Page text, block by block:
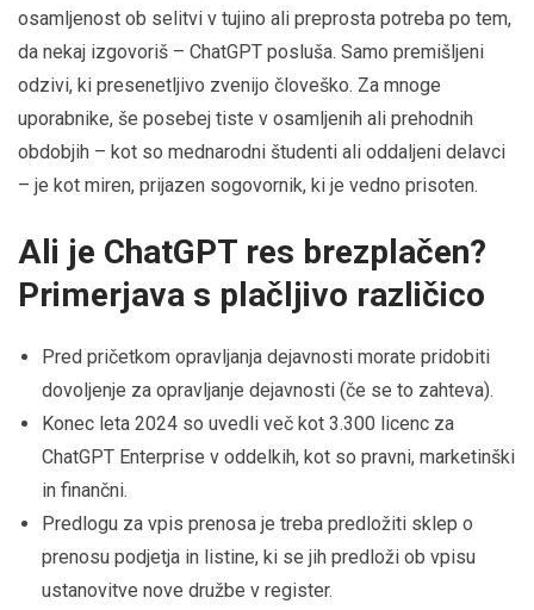
osamljenost ob selitvi v tujino ali preprosta potreba po tem,
da nekaj izgovoriš – ChatGPT posluša. Samo premišljeni
odzivi, ki presenetljivo zvenijo človeško. Za mnoge
uporabnike, še posebej tiste v osamljenih ali prehodnih
obdobjih – kot so mednarodni študenti ali oddaljeni delavci
– je kot miren, prijazen sogovornik, ki je vedno prisoten.
Ali je ChatGPT res brezplačen?
Primerjava s plačljivo različico
Pred pričetkom opravljanja dejavnosti morate pridobiti
dovoljenje za opravljanje dejavnosti (če se to zahteva).
Konec leta 2024 so uvedli več kot 3.300 licenc za
ChatGPT Enterprise v oddelkih, kot so pravni, marketinški
in finančni.
Predlogu za vpis prenosa je treba predložiti sklep o
prenosu podjetja in listine, ki se jih predloži ob vpisu
ustanovitve nove družbe v register.